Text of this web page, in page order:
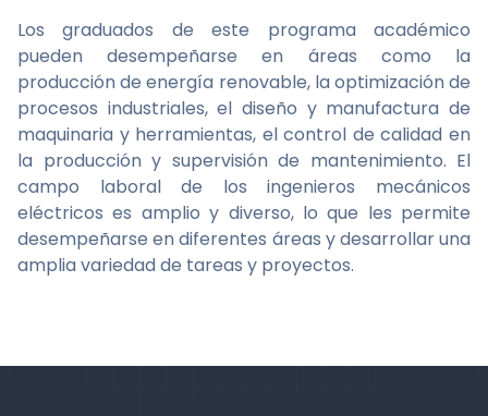
Los graduados de este programa académico
pueden desempeñarse en áreas como la
producción de energía renovable, la optimización de
procesos industriales, el diseño y manufactura de
maquinaria y herramientas, el control de calidad en
la producción y supervisión de mantenimiento. El
campo laboral de los ingenieros mecánicos
eléctricos es amplio y diverso, lo que les permite
desempeñarse en diferentes áreas y desarrollar una
amplia variedad de tareas y proyectos.